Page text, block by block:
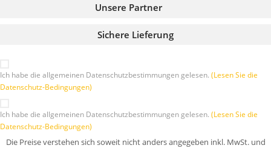
Sichere Lieferung
Unsere Partner
Ich habe die allgemeinen Datenschutzbestimmungen gelesen. (Lesen Sie die
Datenschutz-Bedingungen)
Ich habe die allgemeinen Datenschutzbestimmungen gelesen. (Lesen Sie die
Datenschutz-Bedingungen)
Die Preise verstehen sich soweit nicht anders angegeben inkl. MwSt. und